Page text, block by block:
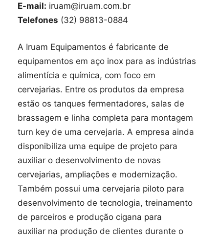
E-mail: iruam@iruam.com.br
Telefones (32) 98813-0884
A Iruam Equipamentos é fabricante de
equipamentos em aço inox para as indústrias
alimentícia e química, com foco em
cervejarias. Entre os produtos da empresa
estão os tanques fermentadores, salas de
brassagem e linha completa para montagem
turn key de uma cervejaria. A empresa ainda
disponibiliza uma equipe de projeto para
auxiliar o desenvolvimento de novas
cervejarias, ampliações e modernização.
Também possui uma cervejaria piloto para
desenvolvimento de tecnologia, treinamento
de parceiros e produção cigana para
auxiliar na produção de clientes durante o